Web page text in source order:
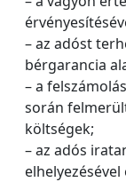
– az adóst
bérgarancia
– a
során
költségek;
– az adós